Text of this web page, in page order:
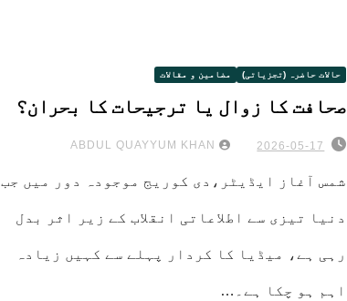
حالات حاضرہ (تجزیاتی) مضامین و مقالات
صحافت کا زوال یا ترجیحات کا بحران؟
2026-05-17
ABDUL QUAYYUM KHAN
شمس آغاز ایڈیٹر،دی کوریج موجودہ دور میں جب
دنیا تیزی سے اطلاعاتی انقلاب کے زیر اثر بدل
رہی ہے، میڈیا کا کردار پہلے سے کہیں زیادہ
اہم ہو چکا ہے۔…